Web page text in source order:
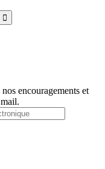
encouragements et